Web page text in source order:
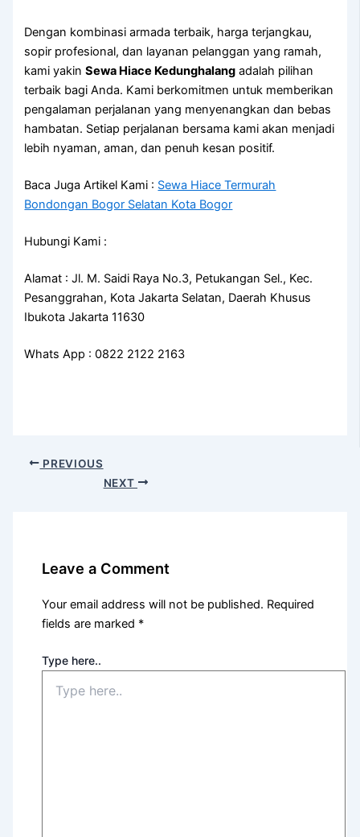
Dengan kombinasi armada terbaik, harga terjangkau,
sopir profesional, dan layanan pelanggan yang ramah,
kami yakinSewa Hiace Kedunghalang adalah pilihan
terbaik bagi Anda. Kami berkomitmen untuk memberikan
pengalaman perjalanan yang menyenangkan dan bebas
hambatan. Setiap perjalanan bersama kami akan menjadi
lebih nyaman, aman, dan penuh kesan positif.
Baca Juga Artikel Kami : Sewa Hiace Termurah
Bondongan Bogor Selatan Kota Bogor
Hubungi Kami :
Alamat : Jl. M. Saidi Raya No.3, Petukangan Sel., Kec.
Pesanggrahan, Kota Jakarta Selatan, Daerah Khusus
Ibukota Jakarta 11630
Whats App : 0822 2122 2163
PREVIOUS
NEXT
Leave a Comment
Your email address will not be published. Required
fields are marked *
Type here..